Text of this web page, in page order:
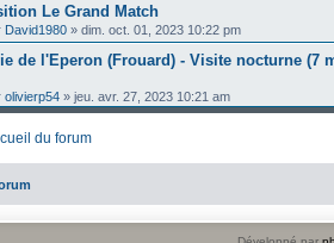
Le Grand Match
David1980 » dim. oct. 01, 2023 10:22 pm
de l'Eperon (Frouard) - Visite nocturne (7
olivierp54 » jeu. avr. 27, 2023 10:21 am
du forum